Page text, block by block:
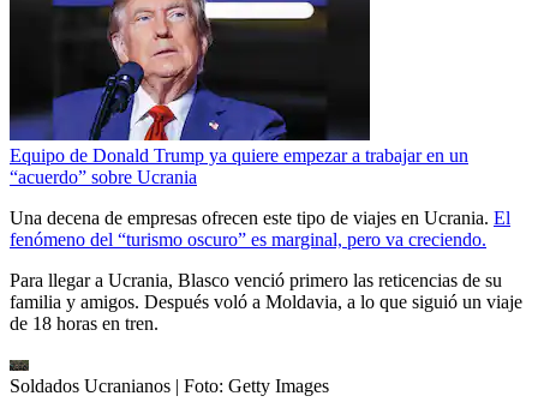
Equipo de Donald Trump ya quiere empezar a trabajar en un
“acuerdo” sobre Ucrania
Una decena de empresas ofrecen este tipo de viajes en Ucrania. El
fenómeno del “turismo oscuro” es marginal, pero va creciendo.
Para llegar a Ucrania, Blasco venció primero las reticencias de su
familia y amigos. Después voló a Moldavia, a lo que siguió un viaje
de 18 horas en tren.
Soldados Ucranianos | Foto: Getty Images